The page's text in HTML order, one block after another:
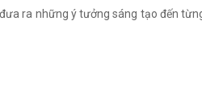
ra những ý tưởng sáng tạo đến